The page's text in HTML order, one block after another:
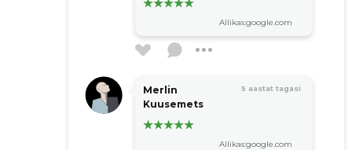
Allikas:google.com
Merlin
Kuusemets
5 aastat tagasi
Allikas:google.com